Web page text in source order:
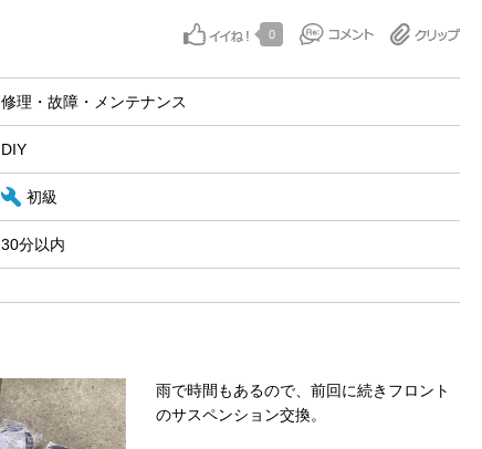
0
修理・故障・メンテナンス
DIY
初級
30分以内
雨で時間もあるので、前回に続きフロント
のサスペンション交換。